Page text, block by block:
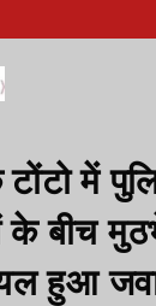
टोंटो में
के बीच
हुआ